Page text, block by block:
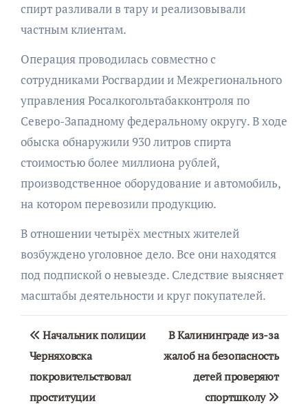
спирт разливали в тару и реализовывали
частным клиентам.
Операция проводилась совместно с
сотрудниками Росгвардии и Межрегионального
управления Росалкогольтабакконтроля по
Северо-Западному федеральному округу. В ходе
обыска обнаружили 930 литров спирта
стоимостью более миллиона рублей,
производственное оборудование и автомобиль,
на котором перевозили продукцию.
В отношении четырёх местных жителей
возбуждено уголовное дело. Все они находятся
под подпиской о невыезде. Следствие выясняет
масштабы деятельности и круг покупателей.
Навигация
по
записям
Начальник полиции
Черняховска
покровительствовал
проституции
В Калининграде из-за
жалоб на безопасность
детей проверяют
спортшколу